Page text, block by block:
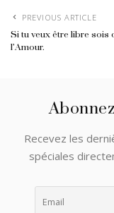
PREVIOUS ARTICLE
Si tu veux être libre sois
l’Amour.
Recevez les
spéciales